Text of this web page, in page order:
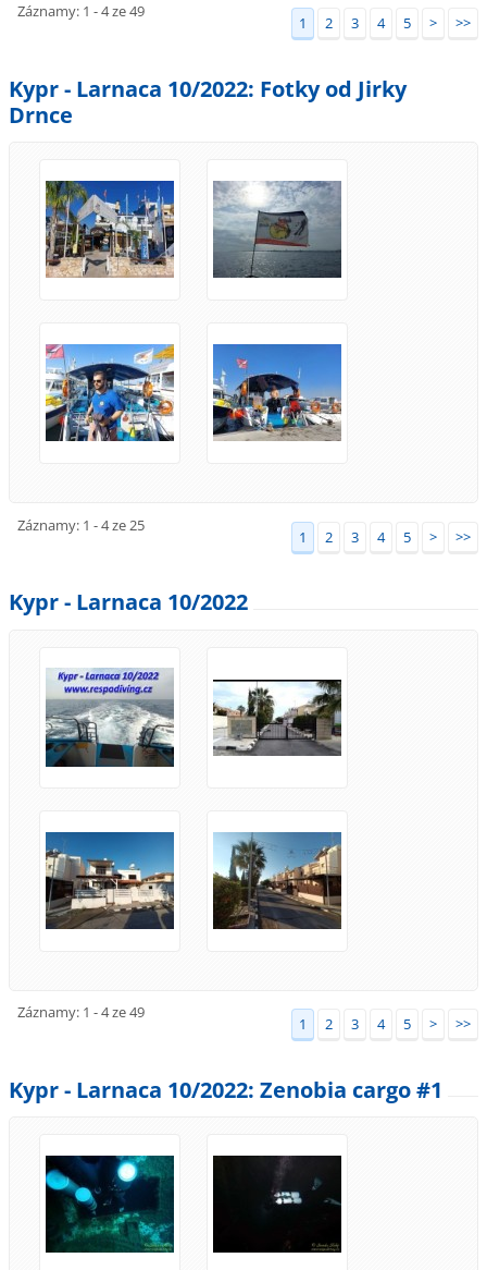
Záznamy: 1 - 4 ze 49
1 2 3 4 5 > >>
Kypr - Larnaca 10/2022: Fotky od Jirky
Drnce
Záznamy: 1 - 4 ze 25
1 2 3 4 5 > >>
Kypr - Larnaca 10/2022
Záznamy: 1 - 4 ze 49
1 2 3 4 5 > >>
Kypr - Larnaca 10/2022: Zenobia cargo #1